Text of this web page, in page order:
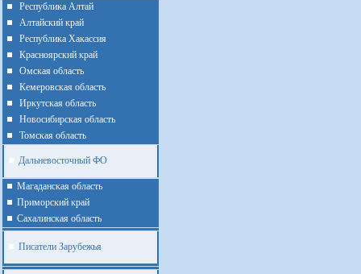
Республика Алтай
Алтайcкий край
Республика Хакассия
Красноярский край
Омская область
Кемеровская область
Иркутская область
Новосибирская область
Томская область
Дальневосточный ФО
Магаданская область
Приморский край
Cахалинская область
Писатели Зарубежья